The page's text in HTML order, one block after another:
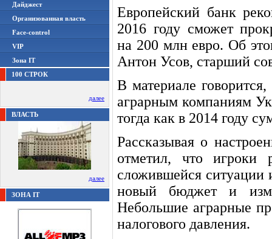
Дайджест
Организованная власть
Face-control
VIP
Зона IT
100 СТРОК
далее
ВЛАСТЬ
далее
ЗОНА IT
Европейский банк
2016 году сможет
на 200 млн евро. Об
Антон Усов, старший
В материале
аграрным компаниям
тогда как в 2014 году
Рассказывая о
отметил, что игроки
сложившейся ситуации
новый бюджет и
Небольшие аграрные
налогового давления.